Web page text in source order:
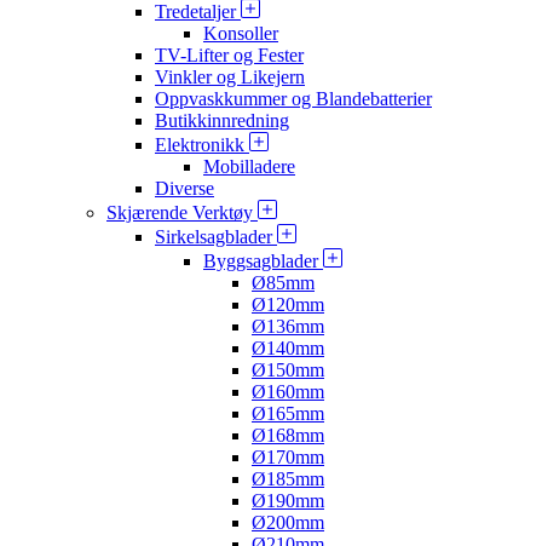
Tredetaljer
Konsoller
TV-Lifter og Fester
Vinkler og Likejern
Oppvaskkummer og Blandebatterier
Butikkinnredning
Elektronikk
Mobilladere
Diverse
Skjærende Verktøy
Sirkelsagblader
Byggsagblader
Ø85mm
Ø120mm
Ø136mm
Ø140mm
Ø150mm
Ø160mm
Ø165mm
Ø168mm
Ø170mm
Ø185mm
Ø190mm
Ø200mm